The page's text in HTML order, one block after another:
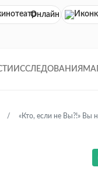
Онлайн
ИССЛЕДОВАНИЯ
«Кто, если не Вы?!» Вы